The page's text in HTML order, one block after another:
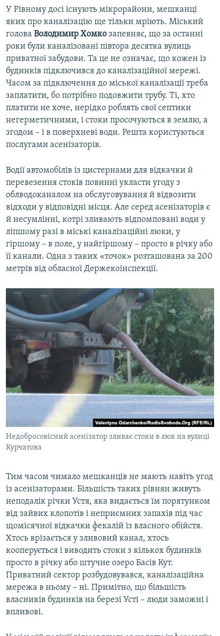
​У Рівному досі існують мікрорайони, мешканці
яких про каналізацію ще тільки мріють. Міський
голова Володимир Хомко запевняє, що за останні
роки були каналізовані півтора десятка вулиць
приватної забудови. Та це не означає, що кожен із
будинків підключився до каналізаційної мережі.
Часом за підключення до міської каналізації треба
заплатити, бо потрібно подовжити трубу. Ті, хто
платити не хоче, нерідко роблять свої септики
негерметичними, і стоки просочуються в землю, а
згодом – і в поверхневі води. Решта користуються
послугами асенізаторів.
Водії автомобілів із цистернами для відкачки й
перевезення стоків повинні укласти угоду з
облводоканалом на обслуговування й відвозити
відходи у відповідні місця. Але серед асенізаторів є
й несумлінні, котрі зливають відпомповані води у
ліпшому разі в міські каналізаційні люки, у
гіршому – в поле, у найгіршому – просто в річку або
її канали. Одна з таких «точок» розташована за 200
метрів від обласної Держекоінспекції.
Недобросовісний асенізатор зливає стоки в люк на вулиці
Курчатова
Тим часом чимало мешканців не мають навіть угод
із асенізаторами. Більшість таких рівнян живуть
неподалік річки Устя, яка видається їм порятунком
від зайвих клопотів і неприємних запахів під час
щомісячної відкачки фекалій із власного обійстя.
Хтось врізається у зливовий канал, хтось
кооперується і виводить стоки з кількох будинків
просто в річку або штучне озеро Басів Кут.
Приватний сектор розбудовувався, каналізаційна
мережа в ньому – ні. Примітно, що більшість
власників будинків на березі Усті – люди заможні і
впливові.